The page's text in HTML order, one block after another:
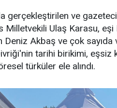
gerçekleştirilen ve
Milletvekili Ulaş Karasu,
Deniz Akbaş ve çok sayıda
tarihi birikimi, eşsiz
türküler ele alındı.